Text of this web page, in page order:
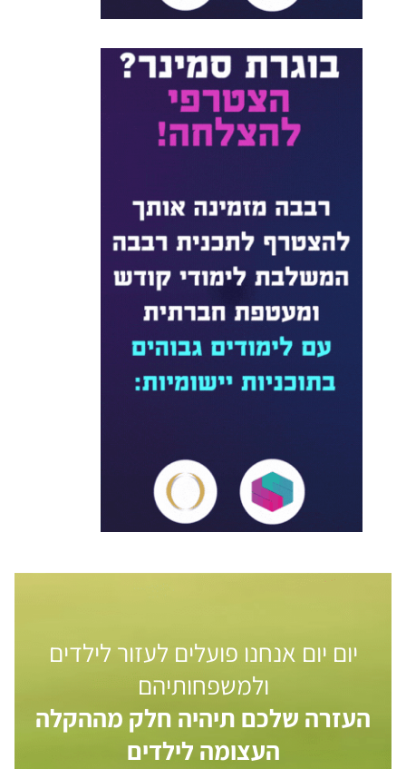
יום יום אנחנו פועלים לעזור לילדים
ולמשפחותיהם
העזרה שלכם תיהיה חלק מההקלה
העצומה לילדים